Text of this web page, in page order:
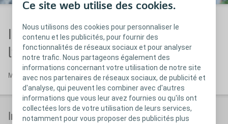
Ce site web utilise des cookies.
Nous utilisons des cookies pour personnaliser le
contenu et les publicités, pour fournir des
fonctionnalités de réseaux sociaux et pour analyser
notre trafic. Nous partageons également des
informations concernant votre utilisation de notre site
avec nos partenaires de réseaux sociaux, de publicité et
d'analyse, qui peuvent les combiner avec d'autres
informations que vous leur avez fournies ou qu'ils ont
collectées lors de votre utilisation de leurs services,
notamment pour vous proposer des publicités plus
Il n'y a pas d'événements pour
l'instant
Merci de visitez notre page ultérieurement.
Inscription à la newsletter